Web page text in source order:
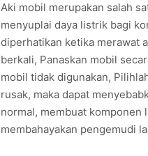
Aki mobil merupakan salah
menyuplai daya listrik bagi
diperhatikan ketika merawat
berkali, Panaskan mobil
mobil tidak digunakan,
rusak, maka dapat
normal, membuat komponen
membahayakan pengemudi